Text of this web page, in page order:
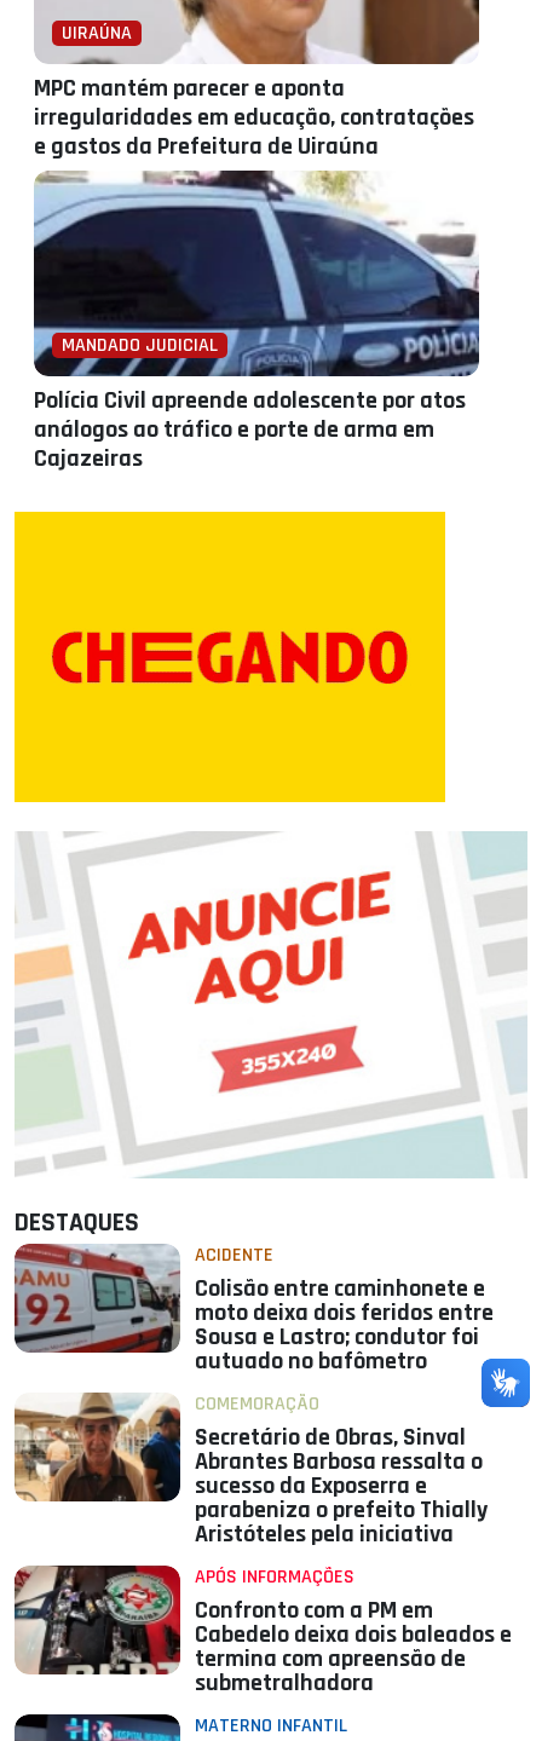
UIRAÚNA
MPC mantém parecer e aponta
irregularidades em educação, contratações
e gastos da Prefeitura de Uiraúna
MANDADO JUDICIAL
Polícia Civil apreende adolescente por atos
análogos ao tráfico e porte de arma em
Cajazeiras
DESTAQUES
ACIDENTE
Colisão entre caminhonete e
moto deixa dois feridos entre
Sousa e Lastro; condutor foi
autuado no bafômetro
COMEMORAÇÃO
Secretário de Obras, Sinval
Abrantes Barbosa ressalta o
sucesso da Exposerra e
parabeniza o prefeito Thially
Aristóteles pela iniciativa
APÓS INFORMAÇÕES
Confronto com a PM em
Cabedelo deixa dois baleados e
termina com apreensão de
submetralhadora
MATERNO INFANTIL